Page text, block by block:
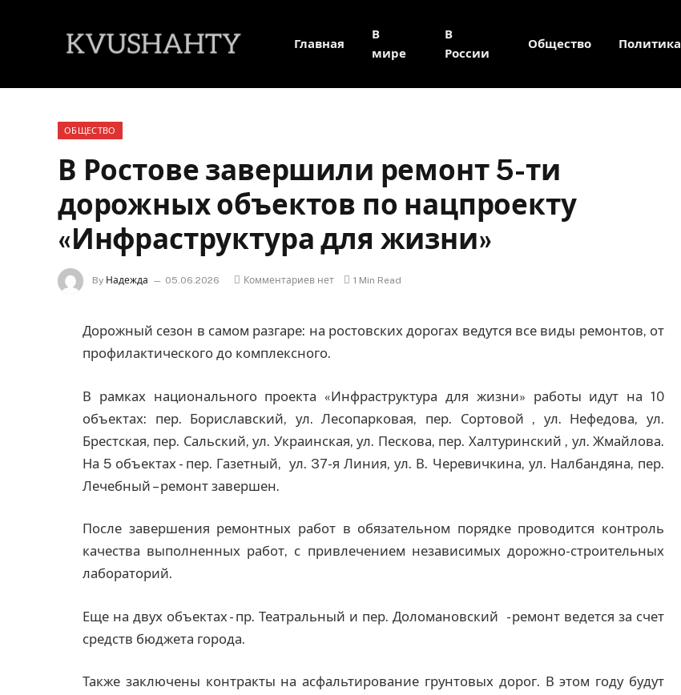
Главная
В
мире
В
России
Общество Политика
ОБЩЕСТВО
В Ростове завершили ремонт 5-ти
дорожных объектов по нацпроекту
«Инфраструктура для жизни»
By Надежда 05.06.2026 Комментариев нет 1 Min Read
Дорожный сезон в самом разгаре: на ростовских дорогах ведутся все виды ремонтов, от
профилактического до комплексного.
В рамках национального проекта «Инфраструктура для жизни» работы идут на 10
объектах: пер. Бориславский, ул. Лесопарковая, пер. Сортовой , ул. Нефедова, ул.
Брестская, пер. Сальский, ул. Украинская, ул. Пескова, пер. Халтуринский , ул. Жмайлова.
На 5 объектах - пер. Газетный, ул. 37-я Линия, ул. В. Черевичкина, ул. Налбандяна, пер.
Лечебный – ремонт завершен.
После завершения ремонтных работ в обязательном порядке проводится контроль
качества выполненных работ, с привлечением независимых дорожно-строительных
лабораторий.
Еще на двух объектах - пр. Театральный и пер. Доломановский - ремонт ведется за счет
средств бюджета города.
Также заключены контракты на асфальтирование грунтовых дорог. В этом году будут